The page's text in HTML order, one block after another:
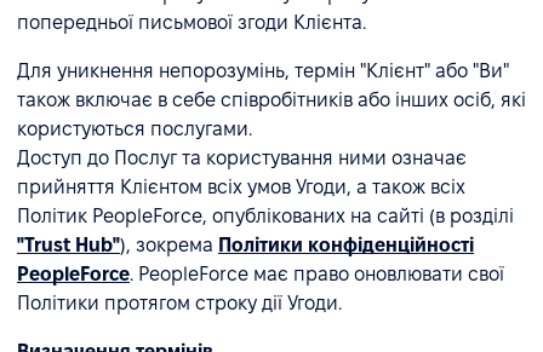
попередньої письмової згоди Клієнта.
Для уникнення непорозумінь, термін "Клієнт" або "Ви"
також включає в себе співробітників або інших осіб, які
користуються послугами.
Доступ до Послуг та користування ними означає
прийняття Клієнтом всіх умов Угоди, а також всіх
Політик PeopleForce, опублікованих на сайті (в розділі
"Trust Hub"), зокрема Політики конфіденційності
PeopleForce. PeopleForce має право оновлювати свої
Політики протягом строку дії Угоди.